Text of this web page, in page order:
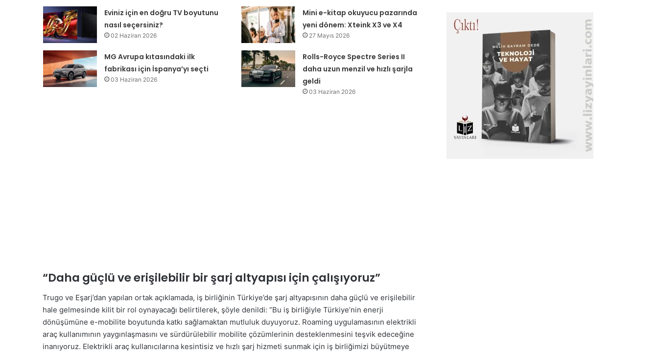
Eviniz için en doğru TV boyutunu
nasıl seçersiniz?
02 Haziran 2026
Mini e-kitap okuyucu pazarında
yeni dönem: Xteink X3 ve X4
27 Mayıs 2026
MG Avrupa kıtasındaki ilk
fabrikası için İspanya’yı seçti
03 Haziran 2026
Rolls-Royce Spectre Series II
daha uzun menzil ve hızlı şarjla
geldi
03 Haziran 2026
“Daha güçlü ve erişilebilir bir şarj altyapısı için çalışıyoruz”
Trugo ve Eşarj’dan yapılan ortak açıklamada, iş birliğinin Türkiye’de şarj altyapısının daha güçlü ve erişilebilir
hale gelmesinde kilit bir rol oynayacağı belirtilerek, şöyle denildi: “Bu iş birliğiyle Türkiye’nin enerji
dönüşümüne e-mobilite boyutunda katkı sağlamaktan mutluluk duyuyoruz. Roaming uygulamasının elektrikli
araç kullanımının yaygınlaşmasını ve sürdürülebilir mobilite çözümlerinin desteklenmesini teşvik edeceğine
inanıyoruz. Elektrikli araç kullanıcılarına kesintisiz ve hızlı şarj hizmeti sunmak için iş birliğimizi büyütmeye